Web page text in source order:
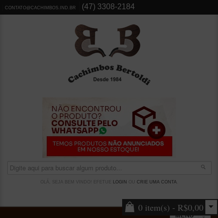
CONTATO@CACHIMBOS.IND.BR (47) 3308-2184
OLÁ, SEJA BEM VINDO! EFETUE LOGIN CRIE UMA CONTA.
0 item(s) - R$0,00
MENU